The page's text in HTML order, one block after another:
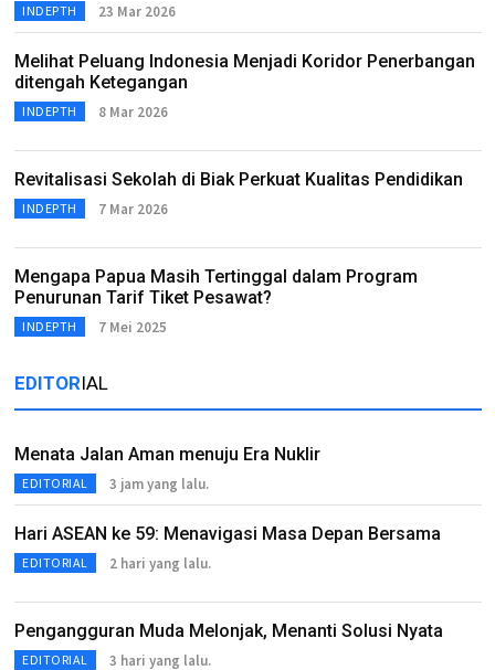
INDEPTH 23 Mar 2026
Melihat Peluang Indonesia Menjadi Koridor Penerbangan
ditengah Ketegangan
INDEPTH 8 Mar 2026
Revitalisasi Sekolah di Biak Perkuat Kualitas Pendidikan
INDEPTH 7 Mar 2026
Mengapa Papua Masih Tertinggal dalam Program
Penurunan Tarif Tiket Pesawat?
INDEPTH 7 Mei 2025
EDITORIAL
Menata Jalan Aman menuju Era Nuklir
EDITORIAL 3 jam yang lalu.
Hari ASEAN ke 59: Menavigasi Masa Depan Bersama
EDITORIAL 2 hari yang lalu.
Pengangguran Muda Melonjak, Menanti Solusi Nyata
EDITORIAL 3 hari yang lalu.